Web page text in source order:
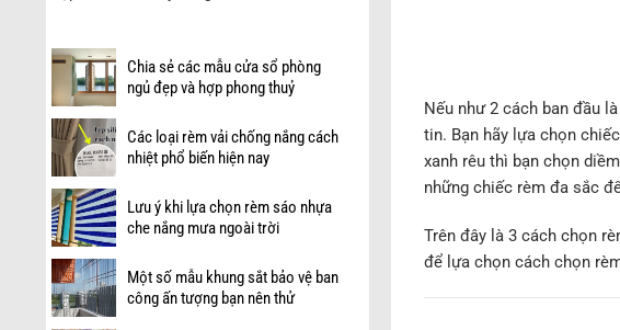
Chia sẻ các mẫu cửa sổ phòng
ngủ đẹp và hợp phong thuỷ
Các loại rèm vải chống nắng cách
nhiệt phổ biến hiện nay
Lưu ý khi lựa chọn rèm sáo nhựa
che nắng mưa ngoài trời
Một số mẫu khung sắt bảo vệ ban
công ấn tượng bạn nên thử
Nếu như 2 cách ban đầu
tin. Bạn hãy lựa chọn
xanh rêu thì bạn chọn
những chiếc rèm đa sắc
Trên đây là 3 cách chọn
để lựa chọn cách chọn